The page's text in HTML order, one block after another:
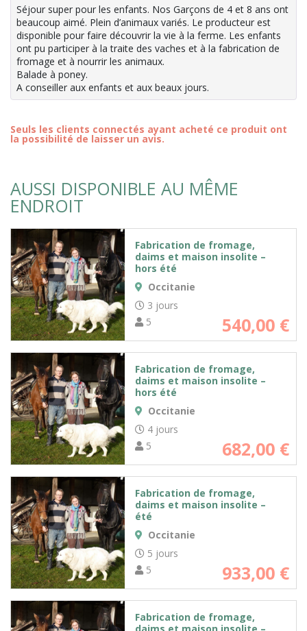
Séjour super pour les enfants. Nos Garçons de 4 et 8 ans ont
beaucoup aimé. Plein d’animaux variés. Le producteur est
disponible pour faire découvrir la vie à la ferme. Les enfants
ont pu participer à la traite des vaches et à la fabrication de
fromage et à nourrir les animaux.
Balade à poney.
A conseiller aux enfants et aux beaux jours.
Seuls les clients connectés ayant acheté ce produit ont
la possibilité de laisser un avis.
AUSSI DISPONIBLE AU MÊME
ENDROIT
Fabrication de fromage,
daims et maison insolite –
hors été
Occitanie
3 jours
5
540,00 €
Fabrication de fromage,
daims et maison insolite –
hors été
Occitanie
4 jours
5
682,00 €
Fabrication de fromage,
daims et maison insolite –
été
Occitanie
5 jours
5
933,00 €
Fabrication de fromage,